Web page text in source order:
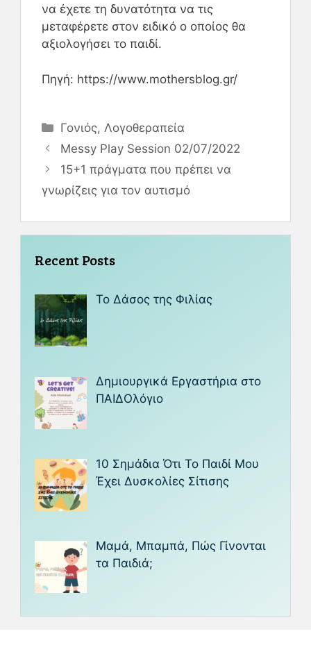
να έχετε τη δυνατότητα να τις
μεταφέρετε στον ειδικό ο οποίος θα
αξιολογήσει το παιδί.
Πηγή: https://www.mothersblog.gr/
Γονιός,Λογοθεραπεία
Messy Play Session 02/07/2022
15+1 πράγματα που πρέπει να
γνωρίζεις για τον αυτισμό
Recent Posts
Το Δάσος της Φιλίας
Δημιουργικά Εργαστήρια στο
ΠΑΙΔΟλόγιο
10 Σημάδια Ότι Το Παιδί Μου
Έχει Δυσκολίες Σίτισης
Μαμά, Μπαμπά, Πώς Γίνονται
τα Παιδιά;